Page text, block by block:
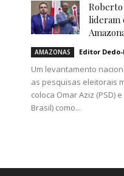
Roberto
lideram
AMAZONAS Editor
Um levantamento
as pesquisas eleitorais
coloca Omar Aziz (PSD)
Brasil) como...